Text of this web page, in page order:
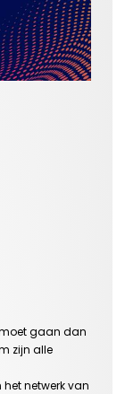
moet gaan dan
zijn alle
netwerk van